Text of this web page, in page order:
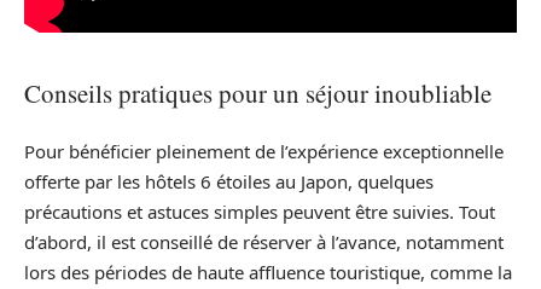
Conseils pratiques pour un séjour inoubliable
Pour bénéficier pleinement de l’expérience exceptionnelle
offerte par les hôtels 6 étoiles au Japon, quelques
précautions et astuces simples peuvent être suivies. Tout
d’abord, il est conseillé de réserver à l’avance, notamment
lors des périodes de haute affluence touristique, comme la